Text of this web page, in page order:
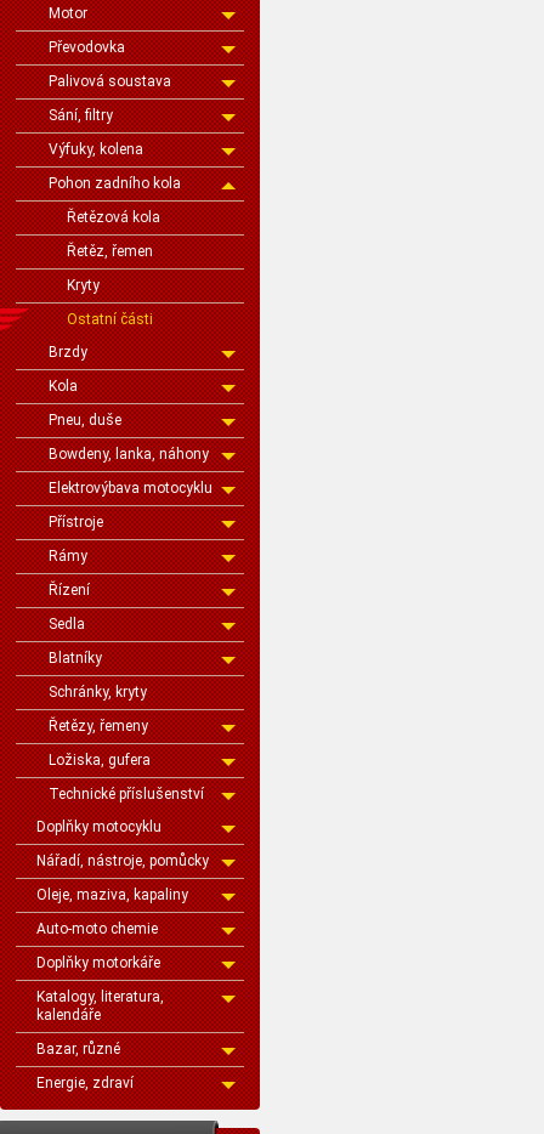
Motor
Převodovka
Palivová soustava
Sání, filtry
Výfuky, kolena
Pohon zadního kola
Řetězová kola
Řetěz, řemen
Kryty
Ostatní části
Brzdy
Kola
Pneu, duše
Bowdeny, lanka, náhony
Elektrovýbava motocyklu
Přístroje
Rámy
Řízení
Sedla
Blatníky
Schránky, kryty
Řetězy, řemeny
Ložiska, gufera
Technické příslušenství
Doplňky motocyklu
Nářadí, nástroje, pomůcky
Oleje, maziva, kapaliny
Auto-moto chemie
Doplňky motorkáře
Katalogy, literatura,
kalendáře
Bazar, různé
Energie, zdraví